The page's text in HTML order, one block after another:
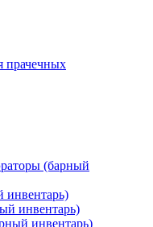
(барный
инвентарь)
инвентарь)
инвентарь)